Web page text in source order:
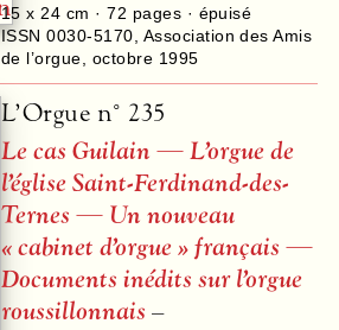
15 x 24 cm ·72 pages · épuisé
ISSN 0030-5170 Association des Amis
de l’orgue
octobre 1995
L’Orgue n° 235
Le cas Guilain — L’orgue de
l’église Saint-Ferdinand-des-
Ternes — Un nouveau
« cabinet d’orgue » français —
Documents inédits sur l’orgue
roussillonnais –